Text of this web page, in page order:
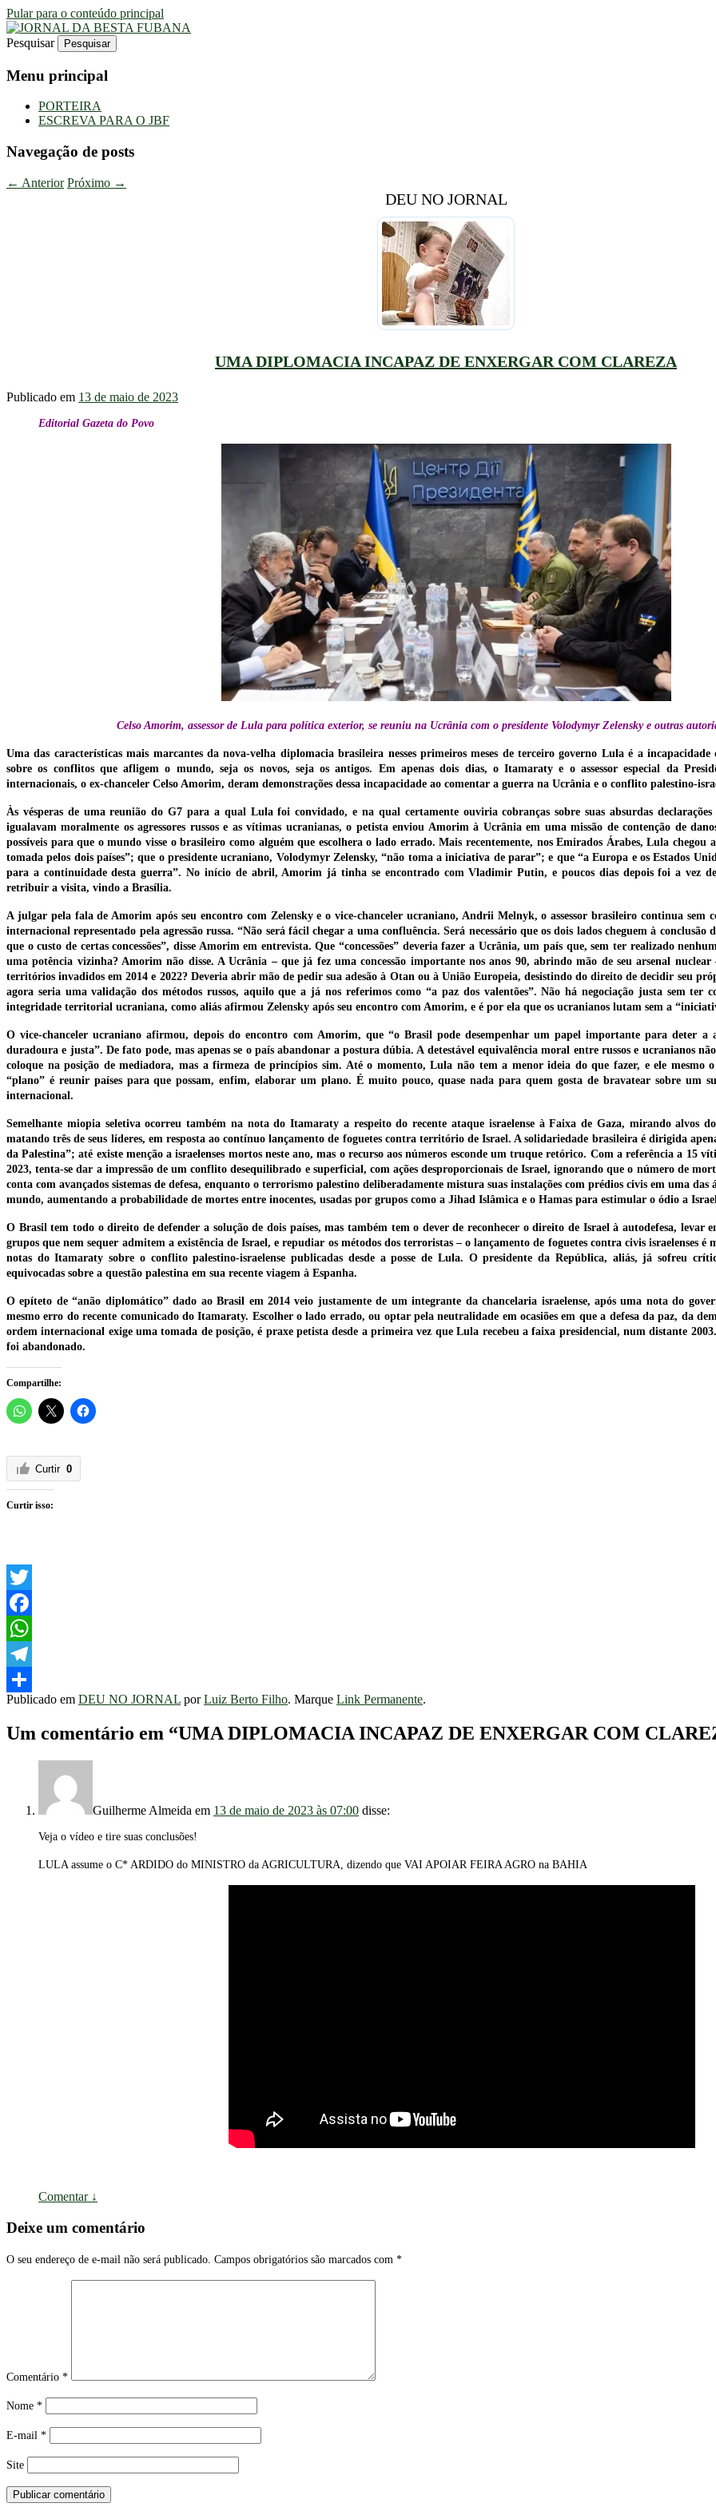
Pular para o conteúdo principal
JORNAL DA BESTA FUBANA
Uma Gazeta Escrota
Pesquisar
Menu principal
PORTEIRA
ESCREVA PARA O JBF
Navegação de posts
← Anterior Próximo →
DEU NO JORNAL
UMA DIPLOMACIA INCAPAZ DE ENXERGAR COM CLAREZA
Publicado em 13 de maio de 2023
Editorial Gazeta do Povo
Celso Amorim, assessor de Lula para política exterior, se reuniu na Ucrânia com o presidente Volodymyr Zelensky e outras
Uma das características mais marcantes da nova-velha diplomacia brasileira nesses primeiros meses de terceiro governo Lula é a incapacidade
sobre os conflitos que afligem o mundo, seja os novos, seja os antigos. Em apenas dois dias, o Itamaraty e o assessor especial da
internacionais, o ex-chanceler Celso Amorim, deram demonstrações dessa incapacidade ao comentar a guerra na Ucrânia e o conflito palestino-
Às vésperas de uma reunião do G7 para a qual Lula foi convidado, e na qual certamente ouviria cobranças sobre suas absurdas
igualavam moralmente os agressores russos e as vítimas ucranianas, o petista enviou Amorim à Ucrânia em uma missão de contenção de
possíveis para que o mundo visse o brasileiro como alguém que escolhera o lado errado. Mais recentemente, nos Emirados Árabes, Lula chegou
tomada pelos dois países”; que o presidente ucraniano, Volodymyr Zelensky, “não toma a iniciativa de parar”; e que “a Europa e os Estados
para a continuidade desta guerra”. No início de abril, Amorim já tinha se encontrado com Vladimir Putin, e poucos dias depois foi a vez
retribuir a visita, vindo a Brasília.
A julgar pela fala de Amorim após seu encontro com Zelensky e o vice-chanceler ucraniano, Andrii Melnyk, o assessor brasileiro continua sem
internacional representado pela agressão russa. “Não será fácil chegar a uma confluência. Será necessário que os dois lados cheguem à
que o custo de certas concessões”, disse Amorim em entrevista. Que “concessões” deveria fazer a Ucrânia, um país que, sem ter realizado
uma potência vizinha? Amorim não disse. A Ucrânia – que já fez uma concessão importante nos anos 90, abrindo mão de seu arsenal nuclear
territórios invadidos em 2014 e 2022? Deveria abrir mão de pedir sua adesão à Otan ou à União Europeia, desistindo do direito de decidir seu
agora seria uma validação dos métodos russos, aquilo que a já nos referimos como “a paz dos valentões”. Não há negociação justa sem ter
integridade territorial ucraniana, como aliás afirmou Zelensky após seu encontro com Amorim, e é por ela que os ucranianos lutam sem a
O vice-chanceler ucraniano afirmou, depois do encontro com Amorim, que “o Brasil pode desempenhar um papel importante para deter a
duradoura e justa”. De fato pode, mas apenas se o país abandonar a postura dúbia. A detestável equivalência moral entre russos e ucranianos
coloque na posição de mediadora, mas a firmeza de princípios sim. Até o momento, Lula não tem a menor ideia do que fazer, e ele mesmo
“plano” é reunir países para que possam, enfim, elaborar um plano. É muito pouco, quase nada para quem gosta de bravatear sobre um
internacional.
Semelhante miopia seletiva ocorreu também na nota do Itamaraty a respeito do recente ataque israelense à Faixa de Gaza, mirando alvos
matando três de seus líderes, em resposta ao contínuo lançamento de foguetes contra território de Israel. A solidariedade brasileira é dirigida
da Palestina”; até existe menção a israelenses mortos neste ano, mas o recurso aos números esconde um truque retórico. Com a referência a 15
2023, tenta-se dar a impressão de um conflito desequilibrado e superficial, com ações desproporcionais de Israel, ignorando que o número de
conta com avançados sistemas de defesa, enquanto o terrorismo palestino deliberadamente mistura suas instalações com prédios civis em uma das
mundo, aumentando a probabilidade de mortes entre inocentes, usadas por grupos como a Jihad Islâmica e o Hamas para estimular o ódio a
O Brasil tem todo o direito de defender a solução de dois países, mas também tem o dever de reconhecer o direito de Israel à autodefesa, levar
grupos que nem sequer admitem a existência de Israel, e repudiar os métodos dos terroristas – o lançamento de foguetes contra civis israelenses é
notas do Itamaraty sobre o conflito palestino-israelense publicadas desde a posse de Lula. O presidente da República, aliás, já sofreu
equivocadas sobre a questão palestina em sua recente viagem à Espanha.
O epíteto de “anão diplomático” dado ao Brasil em 2014 veio justamente de um integrante da chancelaria israelense, após uma nota do
mesmo erro do recente comunicado do Itamaraty. Escolher o lado errado, ou optar pela neutralidade em ocasiões em que a defesa da paz, da
ordem internacional exige uma tomada de posição, é praxe petista desde a primeira vez que Lula recebeu a faixa presidencial, num distante
foi abandonado.
Compartilhe:
Curtir 0
Curtir isso:
Twitter
Facebook
WhatsApp
Telegram
Share
Publicado em DEU NO JORNAL porLuiz Berto Filho. Marque Link Permanente.
Um comentário em “UMA DIPLOMACIA INCAPAZ DE ENXERGAR COM
Guilherme Almeida em 13 de maio de 2023 às 07:00 disse:
Veja o vídeo e tire suas conclusões!
LULA assume o C* ARDIDO do MINISTRO da AGRICULTURA, dizendo que VAI APOIAR FEIRA AGRO na BAHIA
Comentar ↓
Deixe um comentário
O seu endereço de e-mail não será publicado. Campos obrigatórios são marcados com *
Comentário *
Nome *
E-mail *
Site